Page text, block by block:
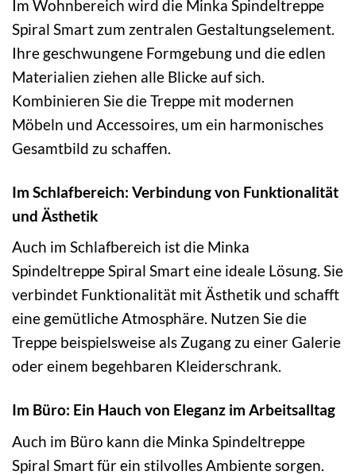
Im Wohnbereich wird die Minka Spindeltreppe
Spiral Smart zum zentralen Gestaltungselement.
Ihre geschwungene Formgebung und die edlen
Materialien ziehen alle Blicke auf sich.
Kombinieren Sie die Treppe mit modernen
Möbeln und Accessoires, um ein harmonisches
Gesamtbild zu schaffen.
Im Schlafbereich: Verbindung von Funktionalität
und Ästhetik
Auch im Schlafbereich ist die Minka
Spindeltreppe Spiral Smart eine ideale Lösung. Sie
verbindet Funktionalität mit Ästhetik und schafft
eine gemütliche Atmosphäre. Nutzen Sie die
Treppe beispielsweise als Zugang zu einer Galerie
oder einem begehbaren Kleiderschrank.
Im Büro: Ein Hauch von Eleganz im Arbeitsalltag
Auch im Büro kann die Minka Spindeltreppe
Spiral Smart für ein stilvolles Ambiente sorgen.